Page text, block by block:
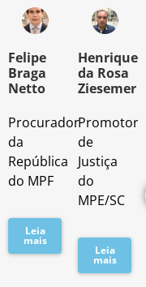
Felipe
Braga
Netto
Procurador
da
República
do MPF
Leia
mais
Henrique
da Rosa
Ziesemer
Promotor
de
Justiça
do
MPE/SC
Leia
mais